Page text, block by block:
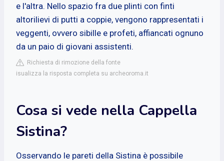
e l'altra. Nello spazio fra due plinti con finti
altorilievi di putti a coppie, vengono rappresentati i
veggenti, ovvero sibille e profeti, affiancati ognuno
da un paio di giovani assistenti.
Richiesta di rimozione della fonte
isualizza la risposta completa su archeoroma.it
Cosa si vede nella Cappella
Sistina?
Osservando le pareti della Sistina è possibile